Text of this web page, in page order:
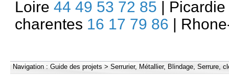
Loire 44 49 53 72 85 | Picardie
charentes 16 17 79 86 |
Navigation : Guide des projets > Serrurier, Métallier, Blindage, Serrure,